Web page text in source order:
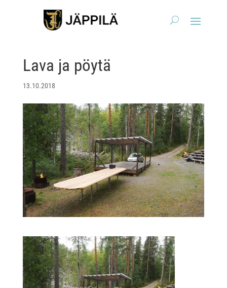
Lava ja pöytä
13.10.2018